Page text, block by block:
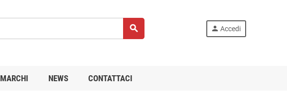
search person Accedi
MARCHI NEWS CONTATTACI